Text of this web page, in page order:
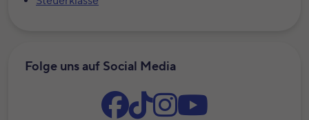
Folge uns auf Social Media